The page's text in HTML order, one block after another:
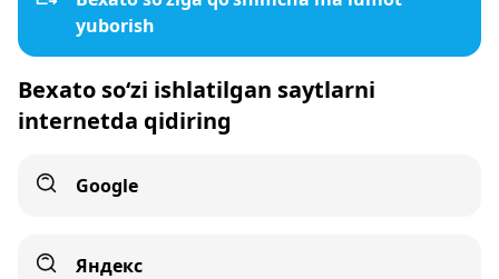
yuborish
Bexato so‘zi ishlatilgan saytlarni
internetda qidiring
Google
Яндекс